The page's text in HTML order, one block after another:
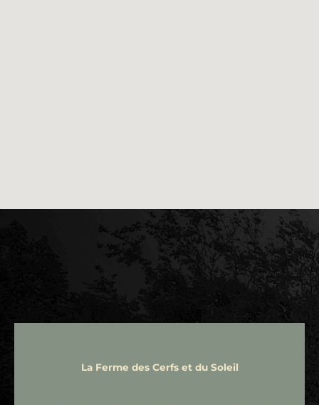
La Ferme des Cerfs et du Soleil